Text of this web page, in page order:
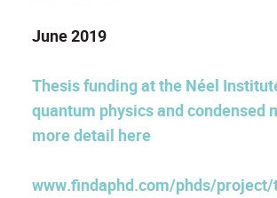
June 2019
Thesis funding at the Néel
quantum physics and condensed
more detail here
www.findaphd.com/phds/